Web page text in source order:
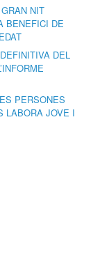
NIT
BENEFICI DE
DEL
PERSONES
LABORA JOVE I